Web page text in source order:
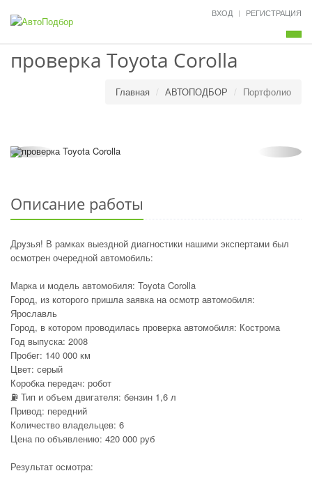
ВХОД РЕГИСТРАЦИЯ
проверка Toyota Corolla
Главная АВТОПОДБОР Портфолио
Описание работы
Друзья! В рамках выездной диагностики нашими экспертами был
осмотрен очередной автомобиль:
Марка и модель автомобиля: Toyota Corolla
Город, из которого пришла заявка на осмотр автомобиля:
Ярославль
Город, в котором проводилась проверка автомобиля: Кострома
Год выпуска: 2008
Пробег: 140 000 км
Цвет: серый
Коробка передач: робот
⛽ Тип и объем двигателя: бензин 1,6 л
Привод: передний
Количество владельцев: 6
Цена по объявлению: 420 000 руб
Результат осмотра: